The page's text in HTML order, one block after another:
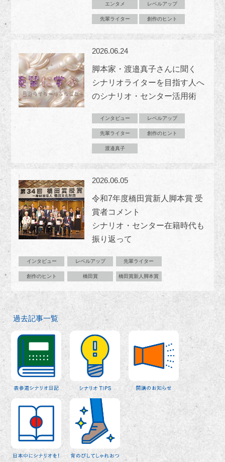
エンタメ レベルアップ
先輩ライター 創作のヒント
2026.06.24
脚本家・渡邉真子さんに聞く
シナリオライターを目指す人へ
のシナリオ・センター活用術
インタビュー レベルアップ
先輩ライター 創作のヒント
渡邉真子
2026.06.05
令和7年度橋田賞新人脚本賞 受
賞者コメント
シナリオ・センター在籍時代も
振り返って
インタビュー レベルアップ 先輩ライター
創作のヒント 橋田賞 橋田賞新人脚本賞
過去記事一覧